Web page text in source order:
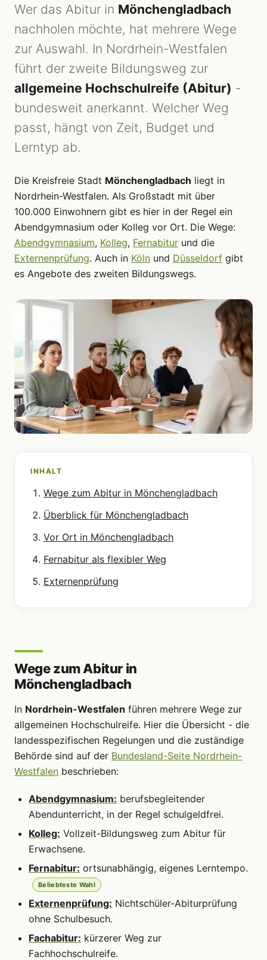
Wer das Abitur in Mönchengladbach
nachholen möchte, hat mehrere Wege
zur Auswahl. In Nordrhein-Westfalen
führt der zweite Bildungsweg zur
allgemeine Hochschulreife (Abitur) -
bundesweit anerkannt. Welcher Weg
passt, hängt von Zeit, Budget und
Lerntyp ab.
Die Kreisfreie Stadt Mönchengladbach liegt in
Nordrhein-Westfalen. Als Großstadt mit über
100.000 Einwohnern gibt es hier in der Regel ein
Abendgymnasium oder Kolleg vor Ort. Die Wege:
Abendgymnasium, Kolleg, Fernabitur und die
Externenprüfung. Auch in Köln und Düsseldorf gibt
es Angebote des zweiten Bildungswegs.
INHALT
Wege zum Abitur in Mönchengladbach
Überblick für Mönchengladbach
Vor Ort in Mönchengladbach
Fernabitur als flexibler Weg
Externenprüfung
Wege zum Abitur in
Mönchengladbach
In Nordrhein-Westfalen führen mehrere Wege zur
allgemeinen Hochschulreife. Hier die Übersicht - die
landesspezifischen Regelungen und die zuständige
Behörde sind auf der Bundesland-Seite Nordrhein-
Westfalen beschrieben:
Abendgymnasium: berufsbegleitender
Abendunterricht, in der Regel schulgeldfrei.
Kolleg: Vollzeit-Bildungsweg zum Abitur für
Erwachsene.
Fernabitur: ortsunabhängig, eigenes Lerntempo.
Beliebteste Wahl
Externenprüfung: Nichtschüler-Abiturprüfung
ohne Schulbesuch.
Fachabitur: kürzerer Weg zur
Fachhochschulreife.